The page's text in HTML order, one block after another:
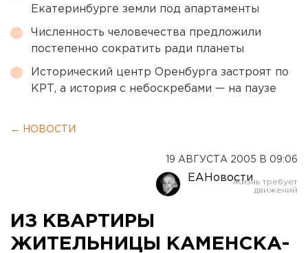
Екатеринбурге земли под апартаменты
Численность человечества предложили
постепенно сократить ради планеты
Исторический центр Оренбурга застроят по
КРТ, а история с небоскребами — на паузе
← НОВОСТИ
19 АВГУСТА 2005 В 09:06
ЕАНовости
ИЗ КВАРТИРЫ
ЖИТЕЛЬНИЦЫ КАМЕНСКА-